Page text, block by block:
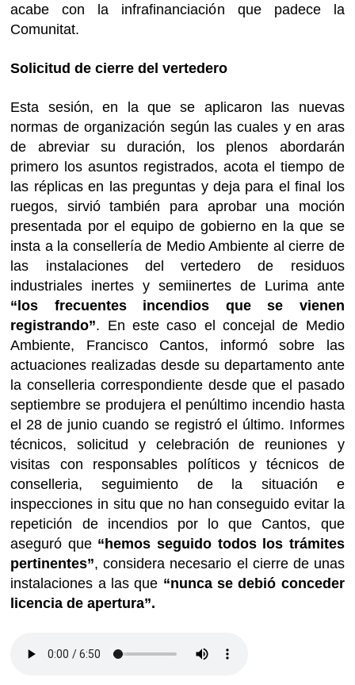
acabe con la infrafinanciación que padece la
Comunitat.
Solicitud de cierre del vertedero
Esta sesión, en la que se aplicaron las nuevas
normas de organización según las cuales y en aras
de abreviar su duración, los plenos abordarán
primero los asuntos registrados, acota el tiempo de
las réplicas en las preguntas y deja para el final los
ruegos, sirvió también para aprobar una moción
presentada por el equipo de gobierno en la que se
insta a la consellería de Medio Ambiente al cierre de
las instalaciones del vertedero de residuos
industriales inertes y semiinertes de Lurima ante
“los frecuentes incendios que se vienen
registrando”. En este caso el concejal de Medio
Ambiente, Francisco Cantos, informó sobre las
actuaciones realizadas desde su departamento ante
la conselleria correspondiente desde que el pasado
septiembre se produjera el penúltimo incendio hasta
el 28 de junio cuando se registró el último. Informes
técnicos, solicitud y celebración de reuniones y
visitas con responsables políticos y técnicos de
conselleria, seguimiento de la situación e
inspecciones in situ que no han conseguido evitar la
repetición de incendios por lo que Cantos, que
aseguró que “hemos seguido todos los trámites
pertinentes”, considera necesario el cierre de unas
instalaciones a las que “nunca se debió conceder
licencia de apertura”.